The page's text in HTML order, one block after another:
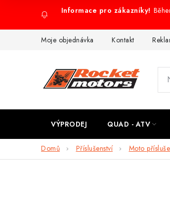
obsah
Moje objednávka Kontakt
VÝPRODEJ QUAD - ATV
Domů Příslušenství Moto